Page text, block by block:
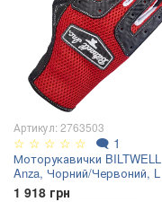
Артикул: 2763503
☆ ☆ ☆ ☆ ☆ 🗨 1
Моторукавички BILTWELL
Anza, Чорний/Червоний, L
1 918 грн